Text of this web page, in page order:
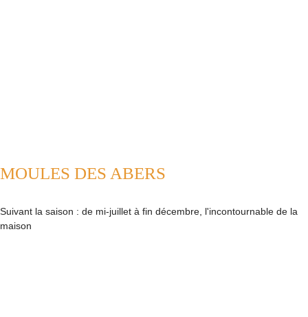
MOULES DES ABERS
Suivant la saison : de mi-juillet à fin décembre, l'incontournable de la
maison